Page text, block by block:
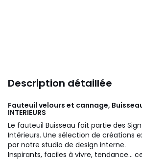
Description détaillée
Fauteuil velours et cannage, Buisseau
INTERIEURS
Le fauteuil Buisseau fait partie des
Intérieurs. Une sélection de créations
par notre studio de design interne.
Inspirants, faciles à vivre, tendance...